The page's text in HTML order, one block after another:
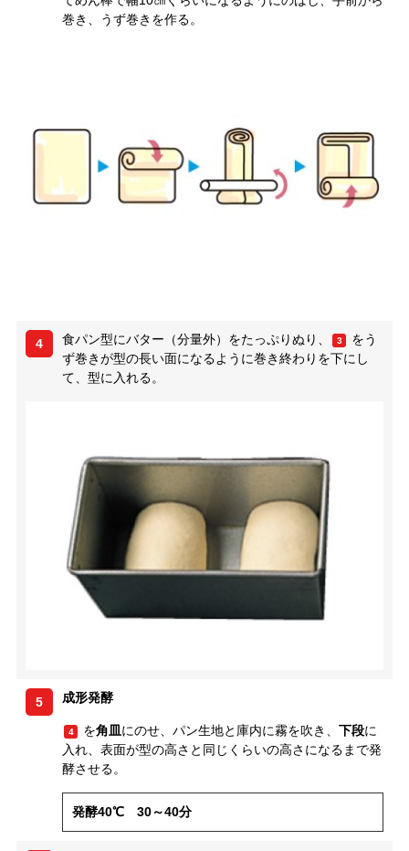
巻き、うず巻きを作る。
4 食パン型にバター（分量外）をたっぷりぬり、 3
をう
ず巻きが型の長い面になるように巻き終わりを下にし
て、型に入れる。
5 成形発酵
4 を角皿にのせ、パン生地と庫内に霧を吹き、 下段に
入れ、表面が型の高さと同じくらいの高さになるまで発
酵させる。
発酵40℃ 30～40分